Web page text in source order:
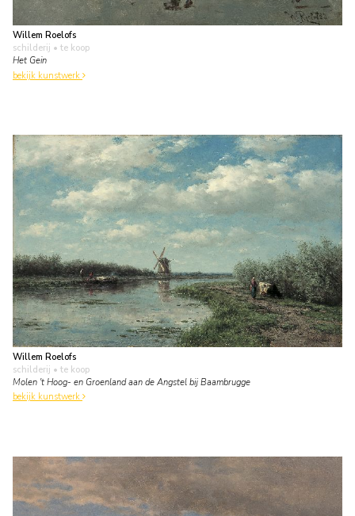
Willem Roelofs
schilderij • te koop
Het Gein
bekijk kunstwerk
Willem Roelofs
schilderij • te koop
Molen 't Hoog- en Groenland aan de Angstel bij Baambrugge
bekijk kunstwerk